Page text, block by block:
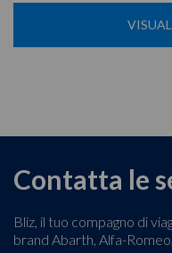
Contatta le
Bliz, il tuo compagno di
brand Abarth, Alfa-